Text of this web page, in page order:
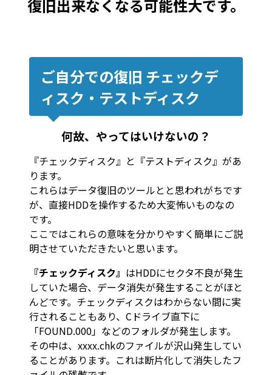
復旧出来なくなる可能性大です。
ご自分での復旧 チェックデ
ィスク・テストディスク
何故、やってはいけないの？
『チェックディスク』と『テストディスク』があ
ります。
これらはデータ復旧のツールとと思われがちです
が、直接HDDを操作するため大変怖いものなの
です。
ここではこれらの意味を分かりやすく簡単にご説
明させていただきたいと思います。
『チェックディスク』 はHDDにセクタ不良が発生
していた場合、データ消失が発生することがほと
んどです。チェックディスクはわからない間に実
行されることもあり、Cドライブ直下に
「FOUND.000」などのフォルダが発生します。
その中は、xxxx.chkのファイルが沢山発生してい
ることがあります。これは断片化して消失したフ